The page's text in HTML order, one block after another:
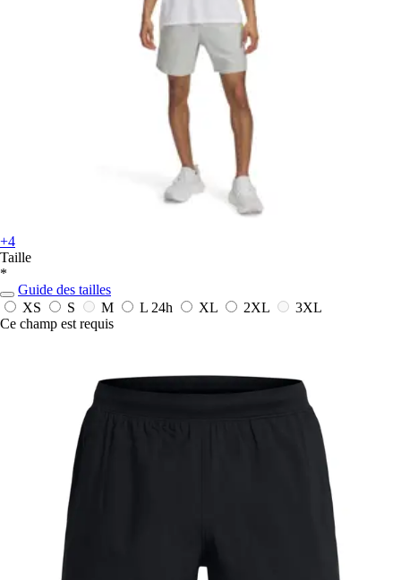
+4
Taille
*
Guide des tailles
XS
S M L 24h XL 2XL
3XL
Ce champ est requis